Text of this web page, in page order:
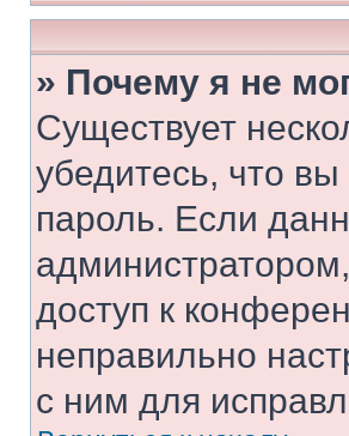
» Почему я не
Существует
убедитесь, что
пароль. Если
доступ к
неправильно
с ним для